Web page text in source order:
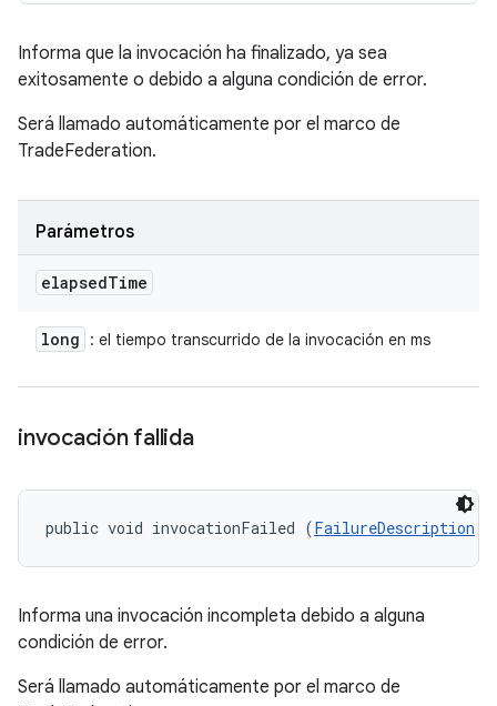
Informa que la invocación ha finalizado, ya sea
exitosamente o debido a alguna condición de error.
Será llamado automáticamente por el marco de
TradeFederation.
Parámetros
elapsedTime
long : el tiempo transcurrido de la invocación en ms
invocación fallida
public void invocationFailed (FailureDescription
Informa una invocación incompleta debido a alguna
condición de error.
Será llamado automáticamente por el marco de